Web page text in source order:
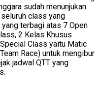
sudah menunjukan
class yang
terbagi atas 7 Open
2 Kelas Khusus
Class yaitu Matic
Race) untuk mengibur
jadwal QTT yang